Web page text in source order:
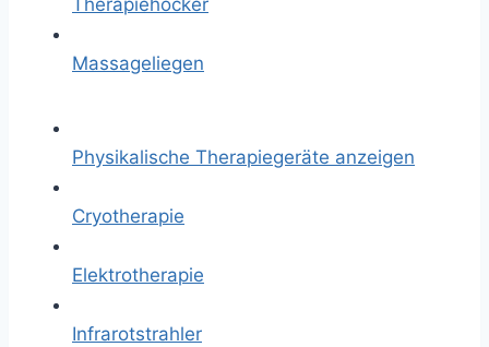
Therapiehocker
Massageliegen
Physikalische Therapiegeräte anzeigen
Cryotherapie
Elektrotherapie
Infrarotstrahler